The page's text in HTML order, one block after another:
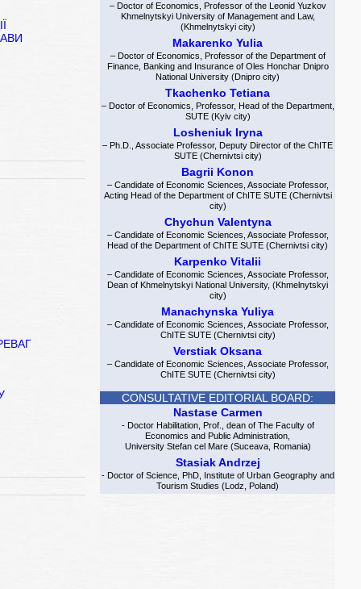
– Doctor of Economics, Professor of the Leonid Yuzkov
Khmelnytskyi University of Management and Law,
(Khmelnytskyi city)
Makarenko Yulia
– Doctor of Economics, Professor of the Department of
Finance, Banking and Insurance of Oles Honchar Dnipro
National University (Dnipro city)
Tkachenko Tetiana
– Doctor of Economics, Professor, Head of the Department,
SUTE (Kyiv city)
Losheniuk Iryna
– Ph.D., Associate Professor, Deputy Director of the ChITE
SUTE (Chernivtsi city)
Bagrii Konon
– Candidate of Economic Sciences, Associate Professor,
Acting Head of the Department of ChITE SUTE (Chernivtsi
city)
Chychun Valentyna
– Candidate of Economic Sciences, Associate Professor,
Head of the Department of ChITE SUTE (Chernivtsi city)
Karpenko Vitalii
– Candidate of Economic Sciences, Associate Professor,
Dean of Khmelnytskyi National University, (Khmelnytskyi
city)
Manachynska Yuliya
– Candidate of Economic Sciences, Associate Professor,
ChITE SUTE (Chernivtsi city)
Verstiak Oksana
– Candidate of Economic Sciences, Associate Professor,
ChITE SUTE (Chernivtsi city)
CONSULTATIVE EDITORIAL BOARD:
Nastase Carmen
- Doctor Habilitation, Prof., dean of The Faculty of
Economics and Public Administration,
University Stefan cel Mare (Suceava, Romania)
Stasiak Andrzej
- Doctor of Science, PhD, Institute of Urban Geography and
Tourism Studies (Lodz, Poland)